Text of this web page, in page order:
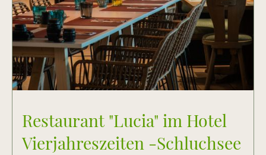
Restaurant "Lucia" im Hotel
Vierjahreszeiten -Schluchsee